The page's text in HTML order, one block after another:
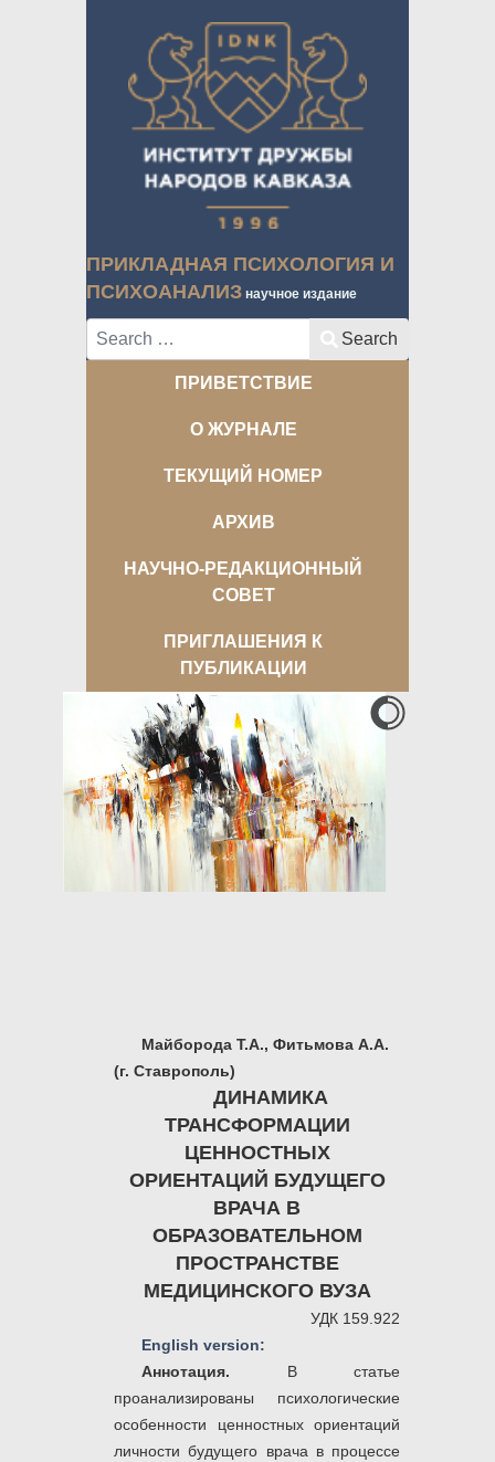
ПРИКЛАДНАЯ ПСИХОЛОГИЯ И
ПСИХОАНАЛИЗ научное издание
Search Search
ПРИВЕТСТВИЕ
О ЖУРНАЛЕ
ТЕКУЩИЙ НОМЕР
АРХИВ
НАУЧНО-РЕДАКЦИОННЫЙ
СОВЕТ
ПРИГЛАШЕНИЯ К
ПУБЛИКАЦИИ
Майборода Т.А., Фитьмова А.А.
(г. Ставрополь)
ДИНАМИКА
ТРАНСФОРМАЦИИ
ЦЕННОСТНЫХ
ОРИЕНТАЦИЙ БУДУЩЕГО
ВРАЧА В
ОБРАЗОВАТЕЛЬНОМ
ПРОСТРАНСТВЕ
МЕДИЦИНСКОГО ВУЗА
УДК 159.922
English version:
Аннотация. В статье
проанализированы психологические
особенности ценностных ориентаций
личности будущего врача в процессе